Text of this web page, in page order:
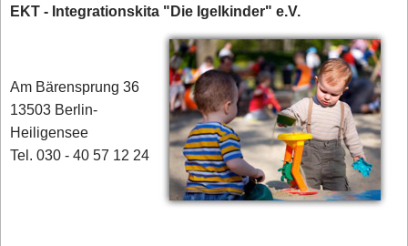
EKT - Integrationskita "Die Igelkinder" e.V.
Am Bärensprung 36
13503 Berlin-
Heiligensee
Tel. 030 - 40 57 12 24